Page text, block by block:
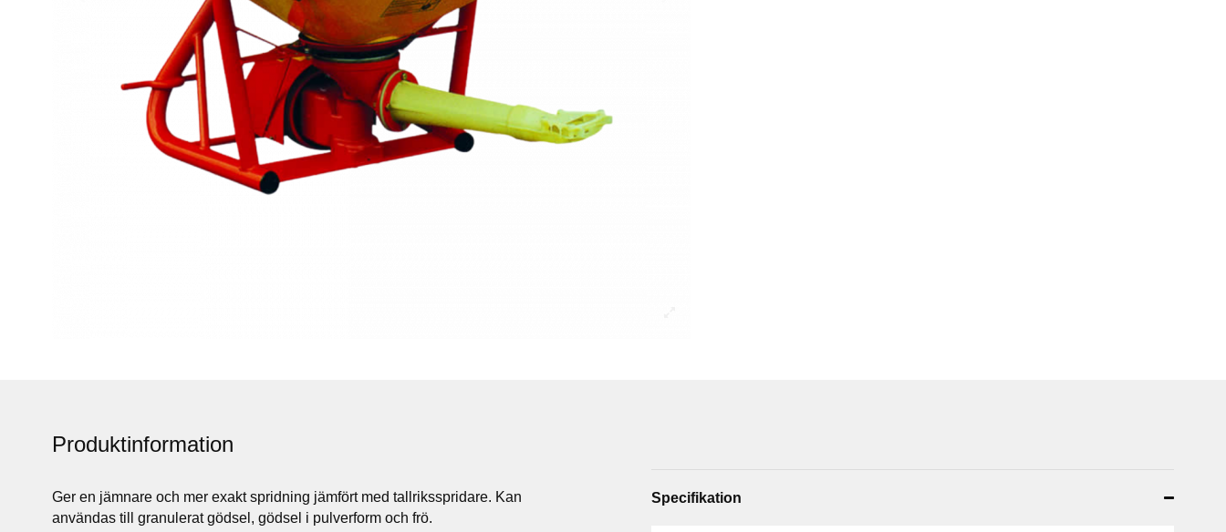
Produktinformation
Ger en jämnare och mer exakt spridning jämfört med tallriksspridare. Kan
användas till granulerat gödsel, gödsel i pulverform och frö.
Specifikation